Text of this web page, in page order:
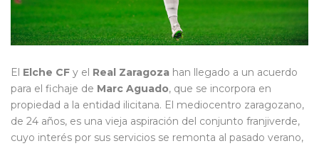
El Elche CF y el Real Zaragoza han llegado a un acuerdo
para el fichaje de Marc Aguado, que se incorpora en
propiedad a la entidad ilicitana. El mediocentro zaragozano,
de 24 años, es una vieja aspiración del conjunto franjiverde,
cuyo interés por sus servicios se remonta al pasado verano,